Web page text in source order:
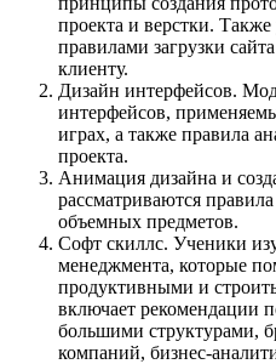
проекта и верстки.
правилами загрузки
клиенту.
Дизайн интерфейсов.
интерфейсов,
играх, а также правила
проекта.
Анимация дизайна и
рассматриваются
объемных предметов.
Софт скиллс. Ученики
менеджмента, которые
продуктивными и
включает рекомендации
большими структурами,
компаний, бизнес-